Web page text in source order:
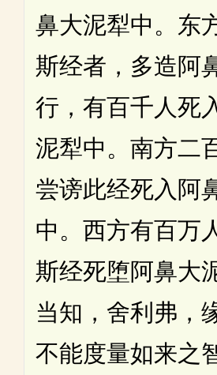
鼻大泥犁中。东
斯经者，多造阿
行，有百千人死
泥犁中。南方二
尝谤此经死入阿
中。西方有百万
斯经死堕阿鼻大
当知，舍利弗，
不能度量如来之